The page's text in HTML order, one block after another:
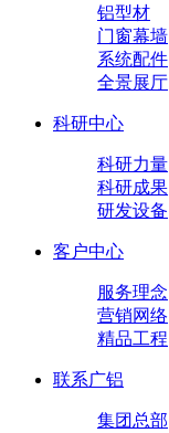
铝型材
门窗幕墙
系统配件
全景展厅
科研中心
科研力量
科研成果
研发设备
客户中心
服务理念
营销网络
精品工程
联系广铝
集团总部